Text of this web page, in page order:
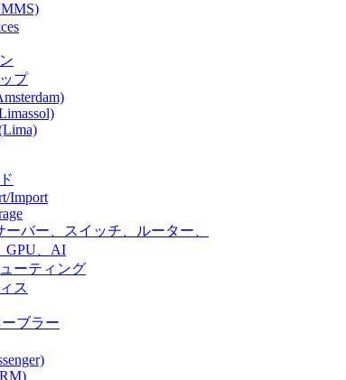
プ
Import
ーバー、スイッチ、ルーター、
GPU、AI
ーティング
ス
ブラー